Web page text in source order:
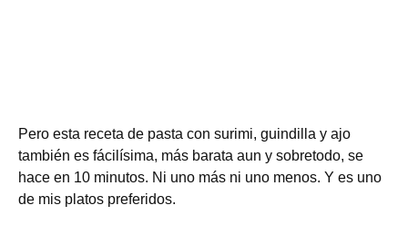
Pero esta receta de pasta con surimi, guindilla y ajo
también es fácilísima, más barata aun y sobretodo, se
hace en 10 minutos. Ni uno más ni uno menos. Y es uno
de mis platos preferidos.